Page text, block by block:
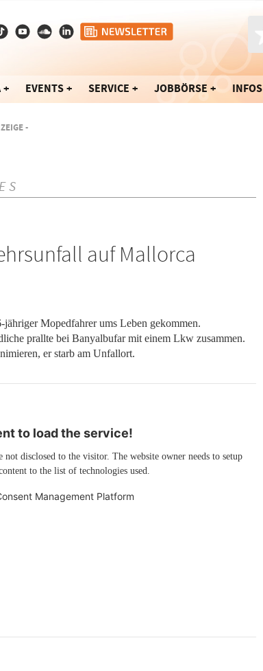
EVENTS SERVICE JOBBÖRSE INFOS
-
auf Mallorca
Mopedfahrer ums Leben gekommen.
prallte bei Banyalbufar mit einem Lkw zusammen.
er starb am Unfallort.
to load the service!
disclosed to the visitor. The website owner needs to setup
to the list of technologies used.
Management Platform